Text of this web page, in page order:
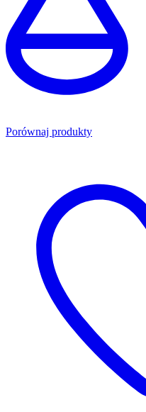
Porównaj produkty